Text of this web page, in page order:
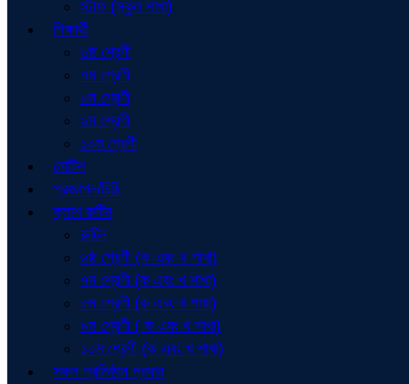
স্টাফ (স্কুল শাখা)
শিক্ষার্থী
৬ষ্ঠ শ্রেণী
৭ম শ্রেণী
৮ম শ্রেণী
৯ম শ্রেণী
১০ম শ্রেণী
নোটিশ
প্রজ্ঞাপন/চিঠি
ক্লাশ রুটিন
রুটিন
৬ষ্ঠ শ্রেণী (ক এবং খ শাখা)
৭ম শ্রেণী (ক এবং খ শাখা)
৮ম শ্রেণী (ক এবং খ শাখা)
৯ম শ্রেণী ( ক এবং খ শাখা)
১০ম শ্রেণী (ক এবং খ শাখা)
সকল প্রতিষ্ঠান প্রধান